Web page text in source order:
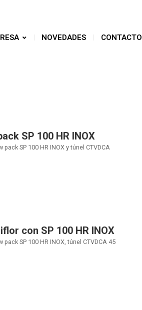
NOVEDADES CONTACTO
SP 100 HR INOX
SP 100 HR INOX y túnel CTVDCA
con SP 100 HR INOX
SP 100 HR INOX, túnel CTVDCA 45